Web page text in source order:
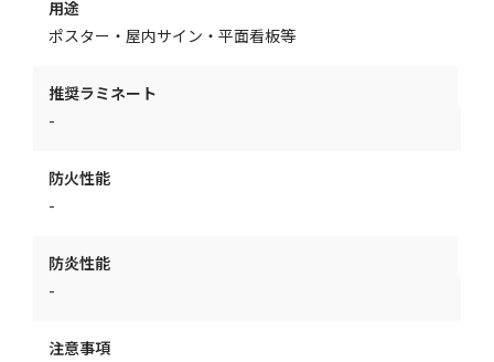
用途
ポスター・屋内サイン・平面看板等
推奨ラミネート
-
防火性能
-
防炎性能
-
注意事項